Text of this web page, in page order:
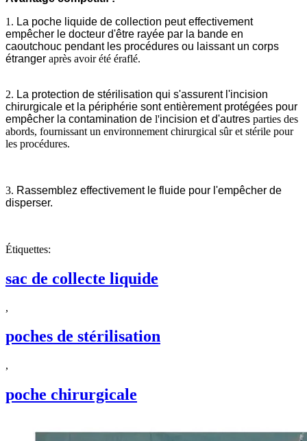
1. La poche liquide de collection peut effectivement
empêcher le docteur d'être rayée par la bande en
caoutchouc pendant les procédures ou laissant un corps
étranger après avoir été éraflé.
2. La protection de stérilisation qui s'assurent l'incision
chirurgicale et la périphérie sont entièrement protégées pour
empêcher la contamination de l'incision et d'autres parties des
abords, fournissant un environnement chirurgical sûr et stérile pour
les procédures.
3. Rassemblez effectivement le fluide pour l'empêcher de
disperser.
Étiquettes:
sac de collecte liquide
,
poches de stérilisation
,
poche chirurgicale